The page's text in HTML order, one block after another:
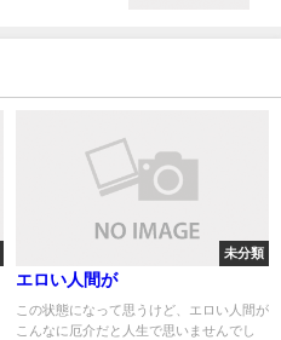
未分類
エロい人間が
この状態になって思うけど、エロい人間が
こんなに厄介だと人生で思いませんでし